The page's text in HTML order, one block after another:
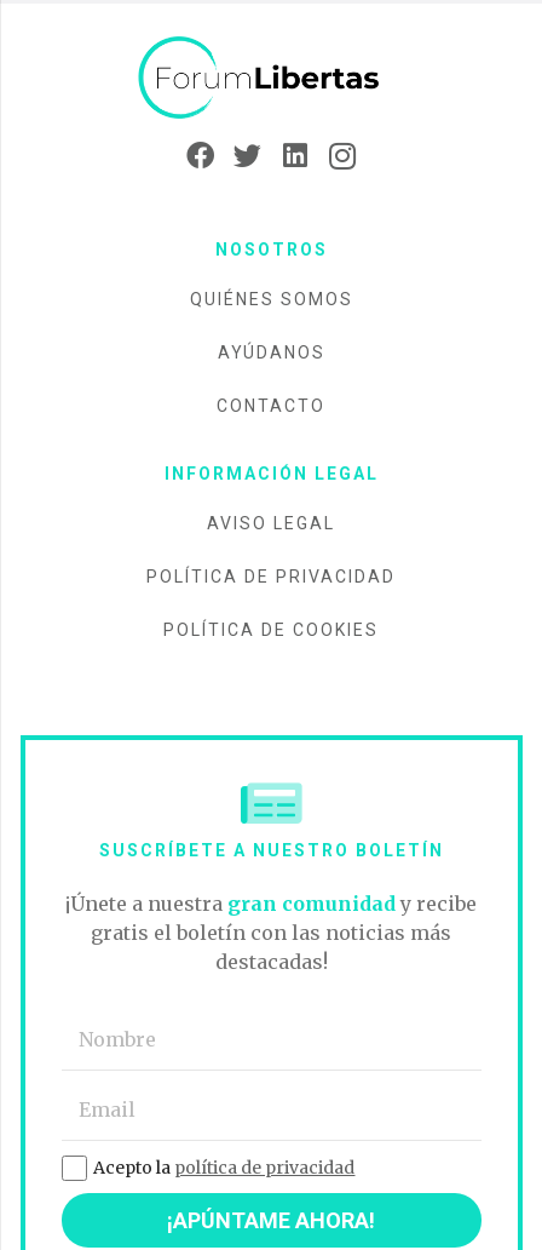
NOSOTROS
QUIÉNES SOMOS
AYÚDANOS
CONTACTO
INFORMACIÓN LEGAL
AVISO LEGAL
POLÍTICA DE PRIVACIDAD
POLÍTICA DE COOKIES
SUSCRÍBETE A NUESTRO BOLETÍN
¡Únete a nuestra gran comunidad y recibe
gratis el boletín con las noticias más
destacadas!
Acepto la política de privacidad